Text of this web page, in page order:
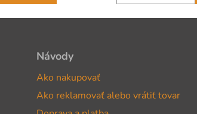
Návody
Ako nakupovať
Ako reklamovať alebo vrátiť tovar